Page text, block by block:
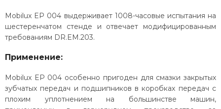
Mobilux EP 004 выдерживает 1008-часовые испытания на
шестеренчатом стенде и отвечает модифицированным
требованиям DR.EM.203.
Применение:
Mobilux EP 004 особенно пригоден для смазки закрытых
зубчатых передач и подшипников в коробках передач с
плохим уплотнением на большинстве машин,